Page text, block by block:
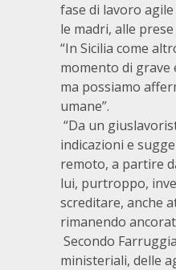
fase di lavoro
le madri, alle
“In Sicilia come
momento di grave
ma possiamo
umane”.
“Da un
indicazioni e
remoto, a partire
lui, purtroppo,
screditare, anche
rimanendo
Secondo
ministeriali, delle